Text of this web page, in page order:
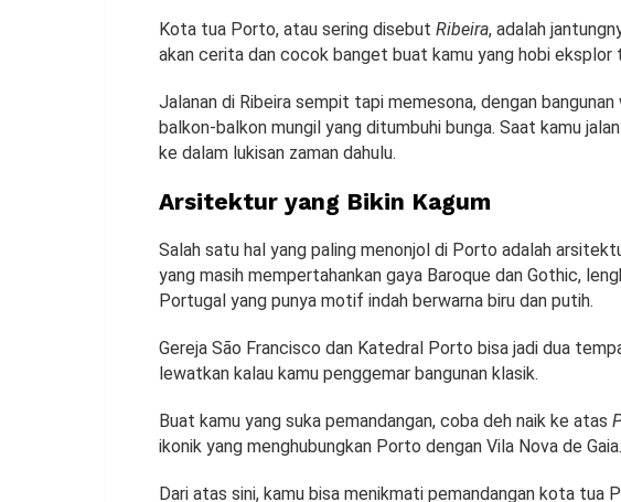
Kota tua Porto, atau sering disebut Ribeira, adalah
akan cerita dan cocok banget buat kamu yang hobi
Jalanan di Ribeira sempit tapi memesona, dengan
balkon-balkon mungil yang ditumbuhi bunga. Saat kamu
ke dalam lukisan zaman dahulu.
Arsitektur yang Bikin Kagum
Salah satu hal yang paling menonjol di Porto adalah
yang masih mempertahankan gaya Baroque dan Gothic,
Portugal yang punya motif indah berwarna biru dan putih.
Gereja São Francisco dan Katedral Porto bisa jadi dua
lewatkan kalau kamu penggemar bangunan klasik.
Buat kamu yang suka pemandangan, coba deh naik ke atas
ikonik yang menghubungkan Porto dengan Vila Nova de Gaia.
Dari atas sini, kamu bisa menikmati pemandangan kota tua